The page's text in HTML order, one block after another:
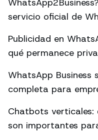
servicio oficial de
Publicidad en
qué permanece
WhatsApp Business
completa para
Chatbots
son importantes